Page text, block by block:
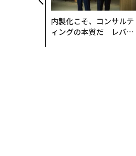
内製化こそ、コンサルテ
ィングの本質だ レバレ